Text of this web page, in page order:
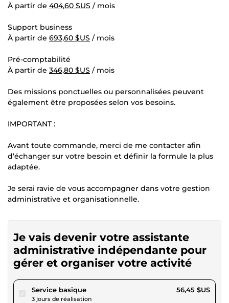
À partir de 404,60 $US / mois
Support business
À partir de 693,60 $US / mois
Pré-comptabilité
À partir de 346,80 $US / mois
Des missions ponctuelles ou personnalisées peuvent
également être proposées selon vos besoins.
IMPORTANT :
Avant toute commande, merci de me contacter afin
d’échanger sur votre besoin et définir la formule la plus
adaptée.
Je serai ravie de vous accompagner dans votre gestion
administrative et organisationnelle.
Je vais devenir votre assistante
administrative indépendante pour
gérer et organiser votre activité
Service basiquepour 52,02 $US
3 jours de réalisation
56,45 $US